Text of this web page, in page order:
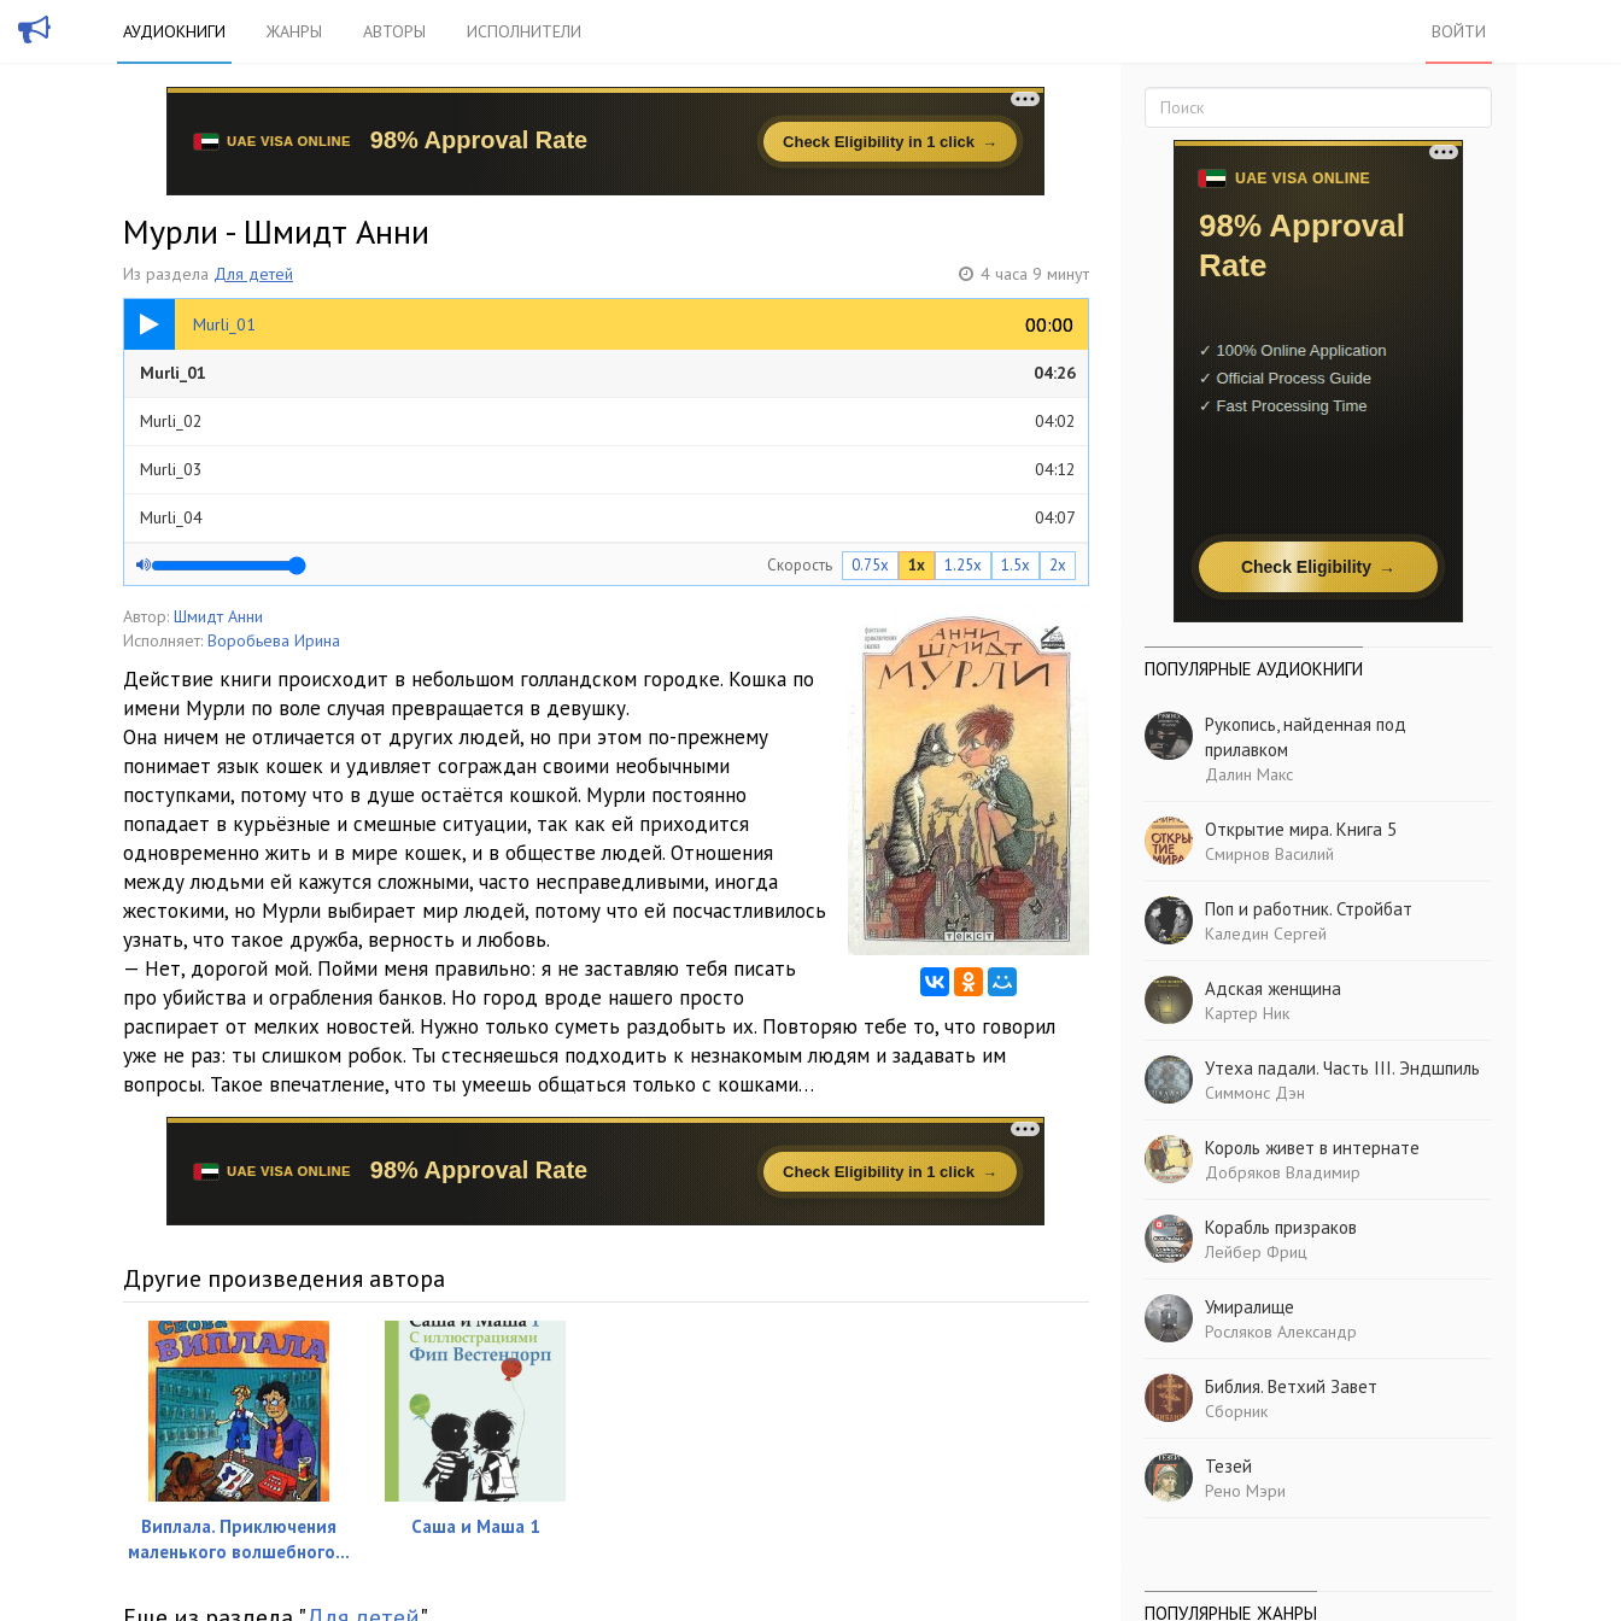
АУДИОКНИГИ ЖАНРЫ АВТОРЫ ИСПОЛНИТЕЛИ ВОЙТИ
Мурли - Шмидт Анни
Из раздела Для детей 4 часа 9 минут
Murli_01 00:00
00:00
04:26
Murli_01 04:26
Murli_02 04:02
Murli_03 04:12
Murli_04 04:07
Murli_05 04:07
Murli_06
04:06
Murli_08 04:02
Murli_09
Murli_10 04:01
Murli_11 04:07
Murli_12 04:02
Murli_13 04:06
Murli_14
Murli_15
Murli_16
Murli_20
Murli_21
Murli_22
Murli_23
Murli_24
Murli_25
Скорость 0.75x 1x 1.25x 1.5x 2x
Автор: Шмидт Анни
Исполняет: Воробьева Ирина
Действие книги происходит в небольшом голландском городке. Кошка по
имени Мурли по воле случая превращается в девушку.
Она ничем не отличается от других людей, но при этом по-прежнему
понимает язык кошек и удивляет сограждан своими необычными
поступками, потому что в душе остаётся кошкой. Мурли постоянно
попадает в курьёзные и смешные ситуации, так как ей приходится
одновременно жить и в мире кошек, и в обществе людей. Отношения
между людьми ей кажутся сложными, часто несправедливыми, иногда
жестокими, но Мурли выбирает мир людей, потому что ей посчастливилось
узнать, что такое дружба, верность и любовь.
— Нет, дорогой мой. Пойми меня правильно: я не заставляю тебя писать
про убийства и ограбления банков. Но город вроде нашего просто
распирает от мелких новостей. Нужно только суметь раздобыть их. Повторяю тебе то, что говорил
уже не раз: ты слишком робок. Ты стесняешься подходить к незнакомым людям и задавать им
вопросы. Такое впечатление, что ты умеешь общаться только с кошками…
Другие произведения автора
Виплала. Приключения
маленького волшебного...
Саша и Маша 1
ПОПУЛЯРНЫЕ АУДИОКНИГИ
Рукопись, найденная под
прилавком
Далин Макс
Открытие мира. Книга 5
Смирнов Василий
Поп и работник. Стройбат
Каледин Сергей
Адская женщина
Картер Ник
Утеха падали. Часть III. Эндшпиль
Симмонс Дэн
Король живет в интернате
Добряков Владимир
Корабль призраков
Лейбер Фриц
Умиралище
Росляков Александр
Библия. Ветхий Завет
Сборник
Тезей
Рено Мэри
ПОПУЛЯРНЫЕ ЖАНРЫ